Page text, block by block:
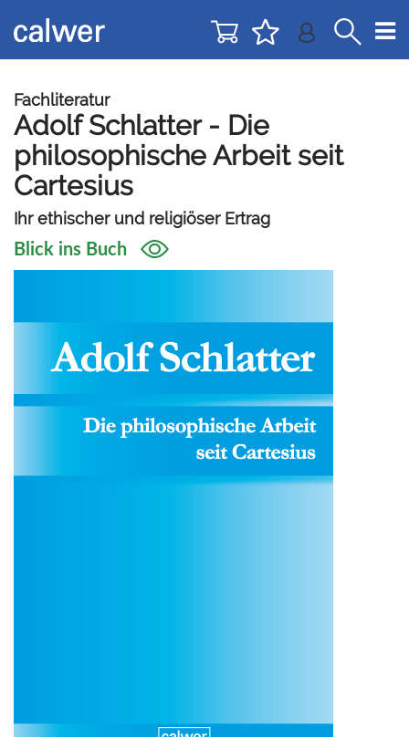
zur
Navigation
zum
Inhalt
Fachliteratur
Adolf Schlatter - Die
philosophische Arbeit seit
Cartesius
Ihr ethischer und religiöser Ertrag
Blick ins Buch